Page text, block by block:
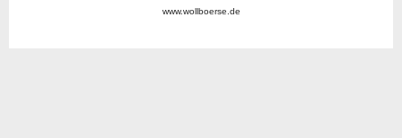
www.wollboerse.de